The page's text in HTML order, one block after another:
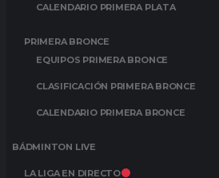
CALENDARIO PRIMERA PLATA
PRIMERA BRONCE
EQUIPOS PRIMERA BRONCE
CLASIFICACIÓN PRIMERA BRONCE
CALENDARIO PRIMERA BRONCE
BÁDMINTON LIVE
LA LIGA EN DIRECTO